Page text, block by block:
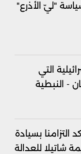
"ليّ الأذرع"
التي
- النبطية
التزامنا بسيادة
شاتيلا للعدالة